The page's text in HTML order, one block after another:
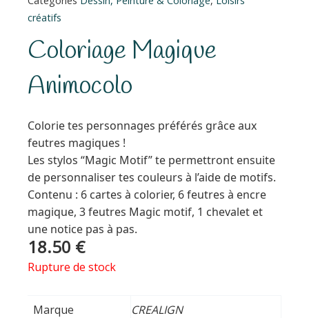
créatifs
Coloriage Magique
Animocolo
Colorie tes personnages préférés grâce aux
feutres magiques !
Les stylos “Magic Motif” te permettront ensuite
de personnaliser tes couleurs à l’aide de motifs.
Contenu : 6 cartes à colorier, 6 feutres à encre
magique, 3 feutres Magic motif, 1 chevalet et
une notice pas à pas.
18.50 €
Rupture de stock
Marque
CREALIGN